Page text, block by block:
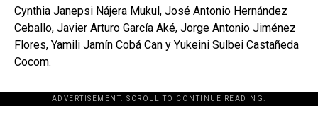
Cynthia Janepsi Nájera Mukul, José Antonio Hernández
Ceballo, Javier Arturo García Aké, Jorge Antonio Jiménez
Flores, Yamili Jamín Cobá Can y Yukeini Sulbei Castañeda
Cocom.
ADVERTISEMENT. SCROLL TO CONTINUE READING.
[adsforwp id="243463"]